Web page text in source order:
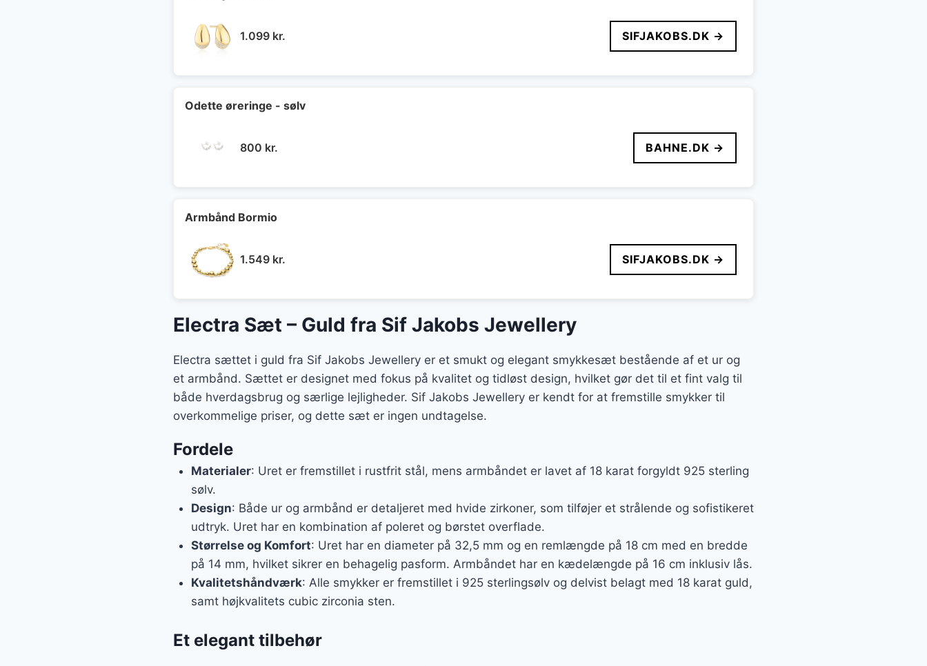
1.099 kr. SIFJAKOBS.DK →
Odette øreringe - sølv
800 kr. BAHNE.DK →
Armbånd Bormio
1.549 kr. SIFJAKOBS.DK →
Electra Sæt – Guld fra Sif Jakobs Jewellery
Electra sættet i guld fra Sif Jakobs Jewellery er et smukt og elegant smykkesæt bestående af et ur og
et armbånd. Sættet er designet med fokus på kvalitet og tidløst design, hvilket gør det til et fint valg til
både hverdagsbrug og særlige lejligheder. Sif Jakobs Jewellery er kendt for at fremstille smykker til
overkommelige priser, og dette sæt er ingen undtagelse.
Fordele
Materialer: Uret er fremstillet i rustfrit stål, mens armbåndet er lavet af 18 karat forgyldt 925 sterling
sølv.
Design: Både ur og armbånd er detaljeret med hvide zirkoner, som tilføjer et strålende og sofistikeret
udtryk. Uret har en kombination af poleret og børstet overflade.
Størrelse og Komfort: Uret har en diameter på 32,5 mm og en remlængde på 18 cm med en bredde
på 14 mm, hvilket sikrer en behagelig pasform. Armbåndet har en kædelængde på 16 cm inklusiv lås.
Kvalitetshåndværk: Alle smykker er fremstillet i 925 sterlingsølv og delvist belagt med 18 karat guld,
samt højkvalitets cubic zirconia sten.
Et elegant tilbehør